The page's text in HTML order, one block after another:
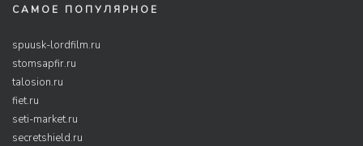
САМОЕ ПОПУЛЯРНОЕ
spuusk-lordfilm.ru
stomsapfir.ru
talosion.ru
fiet.ru
seti-market.ru
secretshield.ru